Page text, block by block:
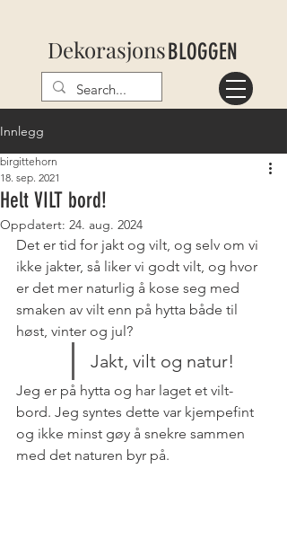
DekorasjonsBLOGGEN
Innlegg
Helt VILT bord!
birgittehorn
18. sep. 2021
Oppdatert: 24. aug. 2024
Det er tid for jakt og vilt, og selv om vi
ikke jakter, så liker vi godt vilt, og hvor
er det mer naturlig å kose seg med
smaken av vilt enn på hytta både til
høst, vinter og jul?
Jakt, vilt og natur!
Jeg er på hytta og har laget et vilt-
bord. Jeg syntes dette var kjempefint
og ikke minst gøy å snekre sammen
med det naturen byr på.